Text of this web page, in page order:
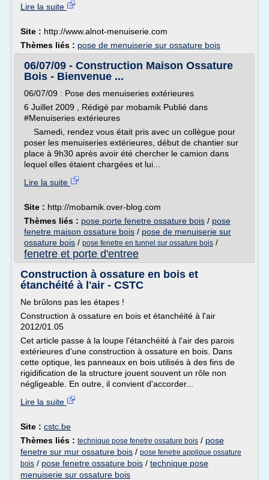
Lire la suite
Site : http://www.alnot-menuiserie.com
Thèmes liés : pose de menuiserie sur ossature bois
06/07/09 - Construction Maison Ossature
Bois - Bienvenue ...
06/07/09 : Pose des menuiseries extérieures
6 Juillet 2009 , Rédigé par mobamik Publié dans
#Menuiseries extérieures
Samedi, rendez vous était pris avec un collègue pour
poser les menuiseries extérieures, début de chantier sur
place à 9h30 après avoir été chercher le camion dans
lequel elles étaient chargées et lui...
Lire la suite
Site : http://mobamik.over-blog.com
Thèmes liés : pose porte fenetre ossature bois / pose
fenetre maison ossature bois / pose de menuiserie sur
ossature bois / pose fenetre en tunnel sur ossature bois /
fenetre et porte d'entree
Construction à ossature en bois et
étanchéité à l'air - CSTC
Ne brûlons pas les étapes !
Construction à ossature en bois et étanchéité à l'air
2012/01.05
Cet article passe à la loupe l'étanchéité à l'air des parois
extérieures d'une construction à ossature en bois. Dans
cette optique, les panneaux en bois utilisés à des fins de
rigidification de la structure jouent souvent un rôle non
négligeable. En outre, il convient d'accorder...
Lire la suite
Site : cstc.be
Thèmes liés : technique pose fenetre ossature bois / pose
fenetre sur mur ossature bois / pose fenetre applique ossature
bois / pose fenetre ossature bois / technique pose
menuiserie sur ossature bois